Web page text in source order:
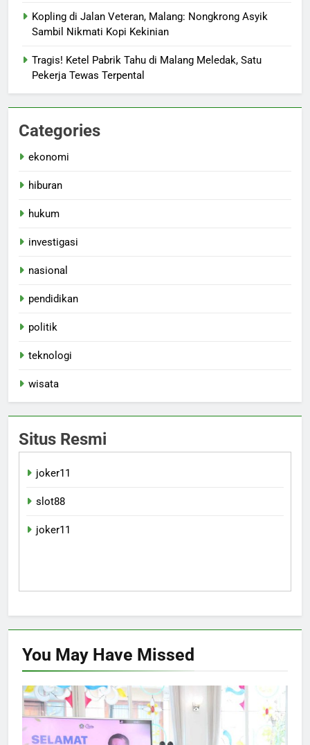
Kopling di Jalan Veteran, Malang: Nongkrong Asyik
Sambil Nikmati Kopi Kekinian
Tragis! Ketel Pabrik Tahu di Malang Meledak, Satu
Pekerja Tewas Terpental
Categories
ekonomi
hiburan
hukum
investigasi
nasional
pendidikan
politik
teknologi
wisata
Situs Resmi
joker11
slot88
joker11
You May Have Missed
EKONOMI